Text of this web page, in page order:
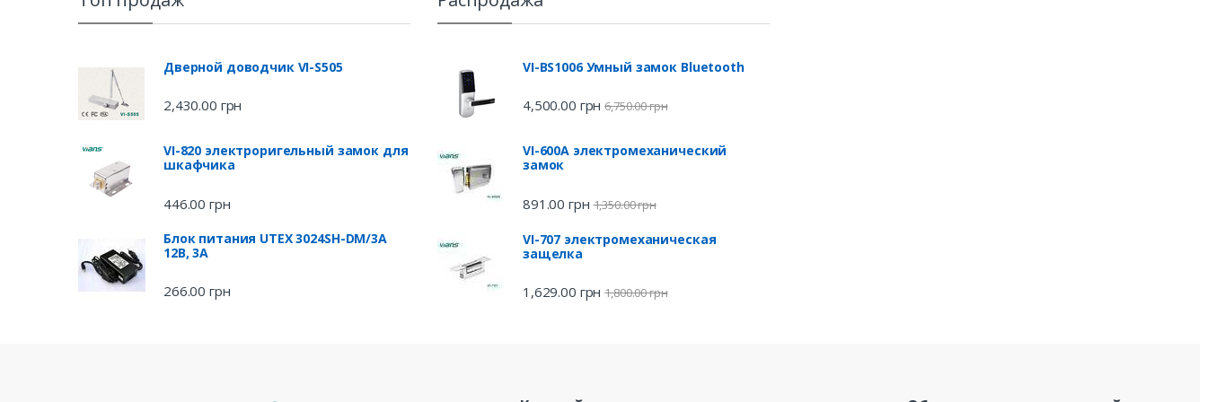
Дверной доводчик VI-S505
2,430.00 грн
VI-820 электроригельный замок для
шкафчика
446.00 грн
Блок питания UTEX 3024SH-DM/3A
12В, 3А
266.00 грн
VI-BS1006 Умный замок Bluetooth
4,500.00 грн 6,750.00грн
VI-600A электромеханический
замок
891.00 грн 1,350.00грн
VI-707 электромеханическая
защелка
1,629.00 грн 1,800.00грн